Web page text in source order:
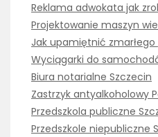
Reklama adwokata jak
Projektowanie maszyn
Jak upamiętnić zmarłego
Wyciągarki do
Biura notarialne Szczecin
Zastrzyk antyalkoholowy
Przedszkola publiczne
Przedszkole niepubliczne